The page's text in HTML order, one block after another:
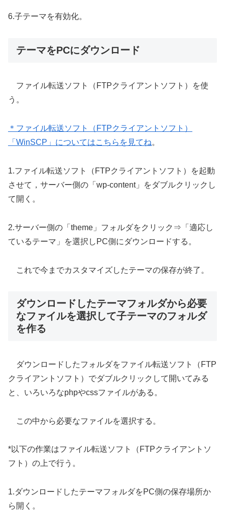
6.子テーマを有効化。
テーマをPCにダウンロード
ファイル転送ソフト（FTPクライアントソフト）を使
う。
＊ファイル転送ソフト（FTPクライアントソフト）
「WinSCP」についてはこちらを見てね。
1.ファイル転送ソフト（FTPクライアントソフト）を起動
させて，サーバー側の「wp-content」をダブルクリックし
て開く。
2.サーバー側の「theme」フォルダをクリック⇒「適応し
ているテーマ」を選択しPC側にダウンロードする。
これで今までカスタマイズしたテーマの保存が終了。
ダウンロードしたテーマフォルダから必要
なファイルを選択して子テーマのフォルダ
を作る
ダウンロードしたフォルダをファイル転送ソフト（FTP
クライアントソフト）でダブルクリックして開いてみる
と、いろいろなphpやcssファイルがある。
この中から必要なファイルを選択する。
*以下の作業はファイル転送ソフト（FTPクライアントソ
フト）の上で行う。
1.ダウンロードしたテーマフォルダをPC側の保存場所か
ら開く。